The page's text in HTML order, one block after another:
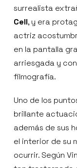
surrealista
Cell, y era
actriz
en la pantalla
arriesgada y
filmografía.
Uno de los
brillante
además de sus
el interior de su
ocurrir. Según